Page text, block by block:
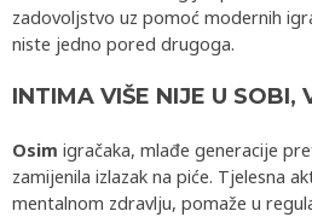
zadovoljstvo uz pomoć modernih
niste jedno pored drugoga.
INTIMA VIŠE NIJE U SOBI,
Osim igračaka, mlađe generacije
zamijenila izlazak na piće. Tjelesna
mentalnom zdravlju, pomaže u